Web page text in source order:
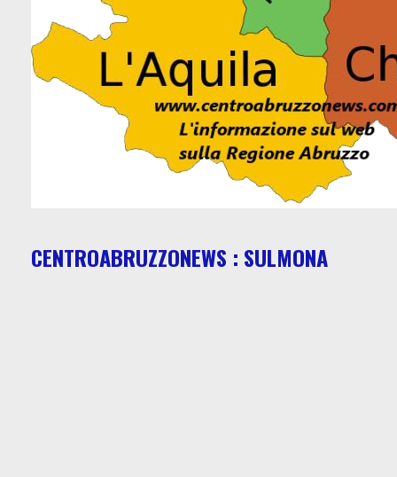
CENTROABRUZZONEWS : SULMONA